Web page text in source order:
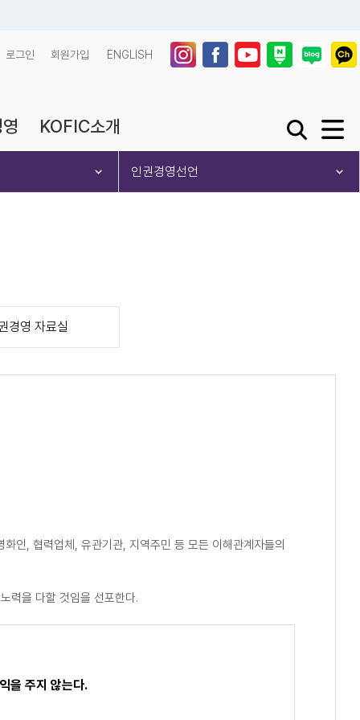
로그인 회원가입 ENGLISH
KOFIC소개 검색창 열기 또
사이트
인권경영선언
경영 자료실
인, 협력업체, 유관기관, 지역주민 등 모든 이해관계자들의
력을 다할 것임을 선포한다.
을 주지 않는다.